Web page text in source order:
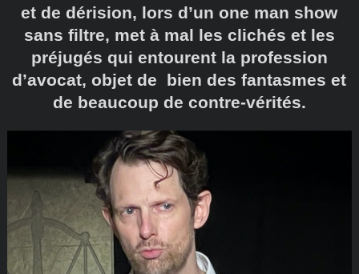
et de dérision, lors d’un one man show
sans filtre, met à mal les clichés et les
préjugés qui entourent la profession
d’avocat, objet de bien des fantasmes et
de beaucoup de contre-vérités.